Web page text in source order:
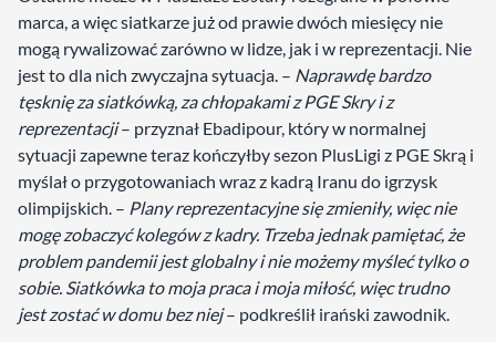
marca, a więc siatkarze już od prawie dwóch miesięcy nie
mogą rywalizować zarówno w lidze, jak i w reprezentacji. Nie
jest to dla nich zwyczajna sytuacja. – Naprawdę bardzo
tęsknię za siatkówką, za chłopakami z PGE Skry i z
reprezentacji– przyznał Ebadipour, który w normalnej
sytuacji zapewne teraz kończyłby sezon PlusLigi z PGE Skrą i
myślał o przygotowaniach wraz z kadrą Iranu do igrzysk
olimpijskich. – Plany reprezentacyjne się zmieniły, więc nie
mogę zobaczyć kolegów z kadry. Trzeba jednak pamiętać, że
problem pandemii jest globalny i nie możemy myśleć tylko o
sobie. Siatkówka to moja praca i moja miłość, więc trudno
jest zostać w domu bez niej– podkreślił irański zawodnik.